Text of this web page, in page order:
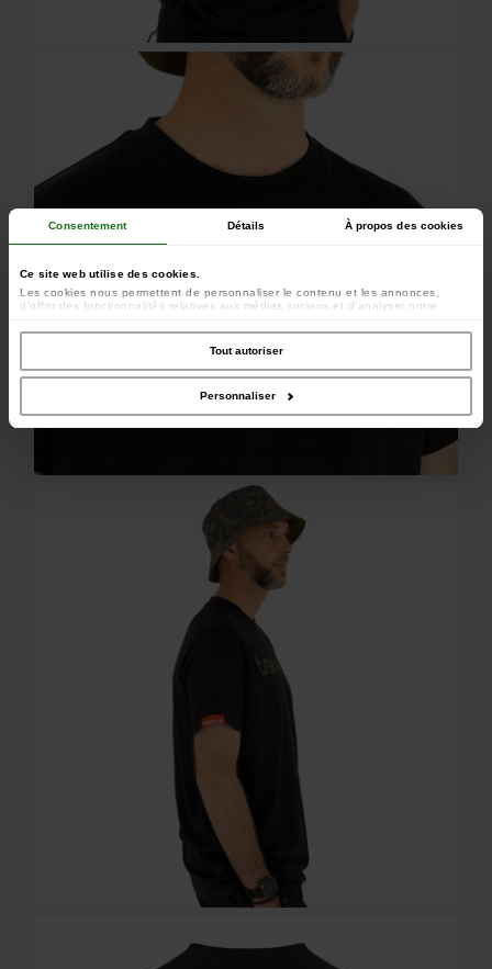
Consentement Détails À propos des cookies
Ce site web utilise des cookies.
Les cookies nous permettent de personnaliser le contenu et les annonces,
d'offrir des fonctionnalités relatives aux médias sociaux et d'analyser notre
avec nos partenaires de médias sociaux, de publicité et d'analyse, qui peuvent
combiner celles-ci avec d'autres informations que vous leur avez fournies ou
qu'ils ont collectées lors de votre utilisation de leurs services.
Tout autoriser
Personnaliser